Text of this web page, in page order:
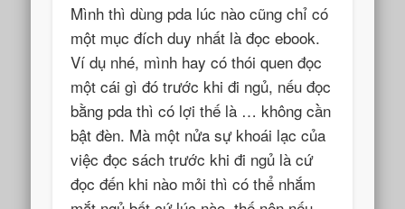
Mình thì dùng pda lúc nào cũng chỉ có
một mục đích duy nhất là đọc ebook.
Ví dụ nhé, mình hay có thói quen đọc
một cái gì đó trước khi đi ngủ, nếu đọc
bằng pda thì có lợi thế là … không cần
bật đèn. Mà một nửa sự khoái lạc của
việc đọc sách trước khi đi ngủ là cứ
đọc đến khi nào mỏi thì có thể nhắm